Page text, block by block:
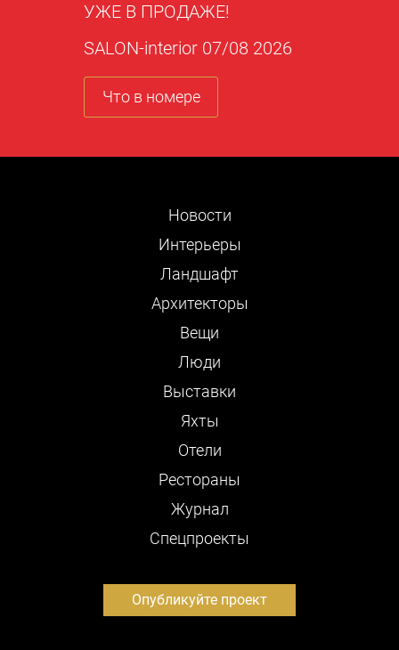
УЖЕ В ПРОДАЖЕ!
SALON-interior 07/08 2026
Что в номере
Новости
Интерьеры
Ландшафт
Архитекторы
Вещи
Люди
Выставки
Яхты
Отели
Рестораны
Журнал
Cпецпроекты
Опубликуйте проект